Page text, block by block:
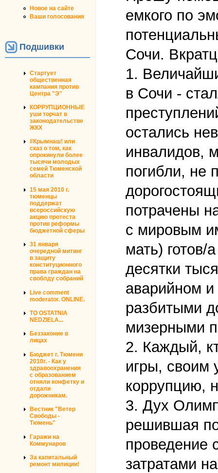
Новое на сайте
Ваши голосования
Подшивки
Стартует
общественная
кампания против
Центра "Э"
КОРРУПЦИОННЫЕ
уши торчат в
законодательстве
ЖКХ
#Крымнаш! или
сказ о том, как
опрокинули более
тысячи молодых
семей Тюменской
области
15 мая 2010 г.
тюменцы
поддержат
всероссийскую
акцию протеста
против реформы
бюджетной сферы
31 января
очередной митинг
в защиту
конституционного
права граждан на
своблду собраний
Live comment
moderator. ONLINE.
TO OSTATNIA
NEDZIELA...
Беззаконие в
лицах
Бюджет г. Тюмени
2010г. - Как у
здравоохранения
с образованием
отняли конфетку и
отдали
дорожникам.
Вестник "Ветер
Свободы -
Тюмень"
Гаражи на
Коммунаров
За капитальный
ремонт милиции!
емкого по
Сочи.
1.
в Сочи -
остались
инвалидов,
погибли, не
потрачены
с мировым
мать) готов/
десятки
аварийном
разбитыми
мизерными
2. Каждый,
игры, своим
коррупцию,
3. Дух
решившая
проведение
затратами